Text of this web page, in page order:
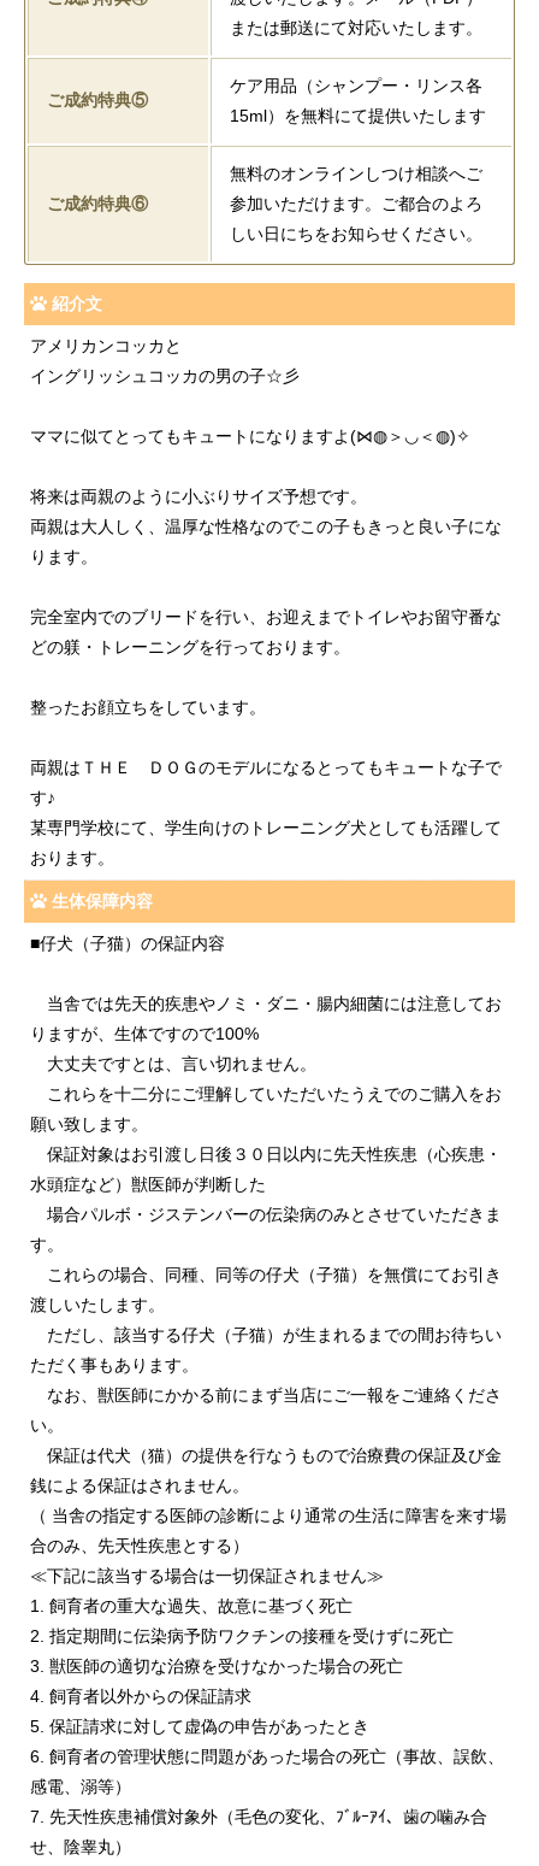
または郵送にて対応いたします。
ご成約特典⑤
ケア用品（シャンプー・リンス各
15ml）を無料にて提供いたします
ご成約特典⑥
無料のオンラインしつけ相談へご
参加いただけます。ご都合のよろ
しい日にちをお知らせください。
紹介文
アメリカンコッカと
イングリッシュコッカの男の子☆彡
ママに似てとってもキュートになりますよ(⋈◍＞◡＜◍)✧
将来は両親のように小ぶりサイズ予想です。
両親は大人しく、温厚な性格なのでこの子もきっと良い子にな
ります。
完全室内でのブリードを行い、お迎えまでトイレやお留守番な
どの躾・トレーニングを行っております。
整ったお顔立ちをしています。
両親はＴＨＥ ＤＯＧのモデルになるとってもキュートな子で
す♪
某専門学校にて、学生向けのトレーニング犬としても活躍して
おります。
生体保障内容
■仔犬（子猫）の保証内容
当舎では先天的疾患やノミ・ダニ・腸内細菌には注意してお
りますが、生体ですので100%
大丈夫ですとは、言い切れません。
これらを十二分にご理解していただいたうえでのご購入をお
願い致します。
保証対象はお引渡し日後３０日以内に先天性疾患（心疾患・
水頭症など）獣医師が判断した
場合パルボ・ジステンバーの伝染病のみとさせていただきま
す。
これらの場合、同種、同等の仔犬（子猫）を無償にてお引き
渡しいたします。
ただし、該当する仔犬（子猫）が生まれるまでの間お待ちい
ただく事もあります。
なお、獣医師にかかる前にまず当店にご一報をご連絡くださ
い。
保証は代犬（猫）の提供を行なうもので治療費の保証及び金
銭による保証はされません。
（ 当舎の指定する医師の診断により通常の生活に障害を来す場
合のみ、先天性疾患とする）
≪下記に該当する場合は一切保証されません≫
1. 飼育者の重大な過失、故意に基づく死亡
2. 指定期間に伝染病予防ワクチンの接種を受けずに死亡
3. 獣医師の適切な治療を受けなかった場合の死亡
4. 飼育者以外からの保証請求
5. 保証請求に対して虚偽の申告があったとき
6. 飼育者の管理状態に問題があった場合の死亡（事故、誤飲、
感電、溺等）
7. 先天性疾患補償対象外（毛色の変化、ﾌﾞﾙｰｱｲ、歯の噛み合
せ、陰睾丸）